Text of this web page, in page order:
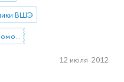
ВШЭ
Совместная программа "двух дипломов" УрГУ и НИУ ВШЭ
12 июля 2012